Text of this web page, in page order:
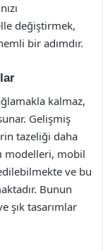
değiştirmek,
bir adımdır.
kalmaz,
Gelişmiş
tazeliği daha
modelleri, mobil
ve bu
Bunun
şık tasarımlar